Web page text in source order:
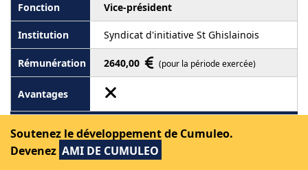
Vice-président
Syndicat d'initiative St Ghislainois
2640,00 (pour la période exercée)
Retraité
Commune de Saint-Ghislain
Soutenez le développement de Cumuleo.
Devenez AMI DE CUMULEO